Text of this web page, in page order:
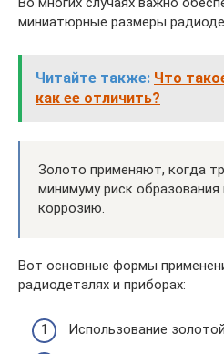
миниатюрные размеры
Читайте также: Что
как ее отличить?
Золото применяют, когда
минимуму риск
коррозию.
Вот основные формы
радиодеталях и приборах:
Использование